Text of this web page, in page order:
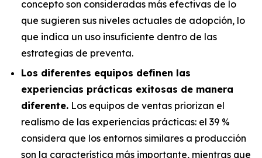
concepto son consideradas más efectivas de lo
que sugieren sus niveles actuales de adopción, lo
que indica un uso insuficiente dentro de las
estrategias de preventa.
Los diferentes equipos definen las
experiencias prácticas exitosas de manera
diferente. Los equipos de ventas priorizan el
realismo de las experiencias prácticas: el 39 %
considera que los entornos similares a producción
son la característica más importante, mientras que